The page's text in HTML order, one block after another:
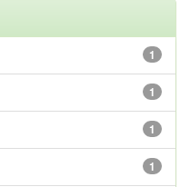
1
1
1
1